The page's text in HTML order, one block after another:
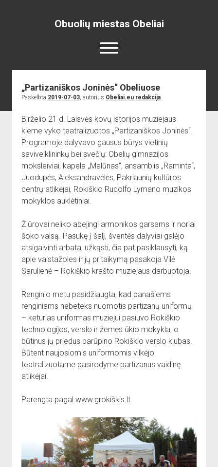
Obuolių miestas Obeliai
open
menu
Pradžia
open
menu
Skelbimai
Renginiai
Projektai
open
dropdown
menu
Miesto aikštė
Obelių paminklas
ISTORIJA
open
dropdown
menu
Lankytinos vietos
open
dropdown
menu
Bažnyčia
Muziejus
Obelių gimnazija
open
dropdown
menu
Gimnazistų naujienos
Gimnazistų kūryba
Kraštiečių kūryba
NUOTRAUKOS
Organizacijos
Jaunieji šauliai
Sporto Klubas
dropdown
menu
Reikalingi kontaktai
Nuorodos
Bendruomenės
Sporto klubas
Obelių biblioteka
Paremkite Obelius
„Partizaniškos Joninės“ Obeliuose
Paskelbta 2019-07-03, autorius Obeliai.eu redakcija
Birželio 21 d. Laisvės kovų istorijos muziejaus
kieme vyko teatralizuotos „Partizaniškos Joninės“.
Programoje dalyvavo gausus būrys vietinių
saviveiklininkų bei svečių: Obelių gimnazijos
moksleiviai, kapela „Malūnas“, ansamblis „Raminta“,
Juodupės, Aleksandravėlės, Pakriaunių kultūros
centrų atlikėjai, Rokiškio Rudolfo Lymano muzikos
mokyklos auklėtiniai.
Žiūrovai neliko abejingi armonikos garsams ir noriai
šoko valsą. Pasukę į šalį, šventės dalyviai galėjo
atsigaivinti arbata, užkąsti, čia pat pasiklausyti, ką
apie vaistažoles ir jų pritaikymą pasakoja Vilė
Sarulienė – Rokiškio krašto muziejaus darbuotoja.
Renginio metu pasidžiaugta, kad panašiems
renginiams nebeteks nuomotis partizanų uniformų
– keturias uniformas muziejui pasiuvo Rokiškio
technologijos, verslo ir žemės ūkio mokykla, o
būtinus jų priedus parūpino Rokiškio verslo klubas.
Būtent naujosiomis uniformomis vilkėjo
teatralizuotame pasirodyme partizanus vaidinę
atlikėjai.
Parengta pagal www.grokiškis.lt